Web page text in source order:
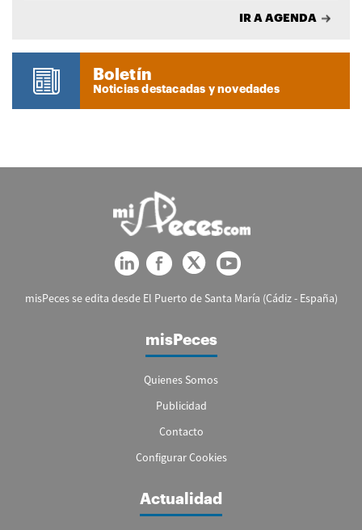
IR A AGENDA
Boletín
Noticias destacadas y novedades
misPeces se edita desde El Puerto de Santa María (Cádiz - España)
misPeces
Quienes Somos
Publicidad
Contacto
Configurar Cookies
Actualidad